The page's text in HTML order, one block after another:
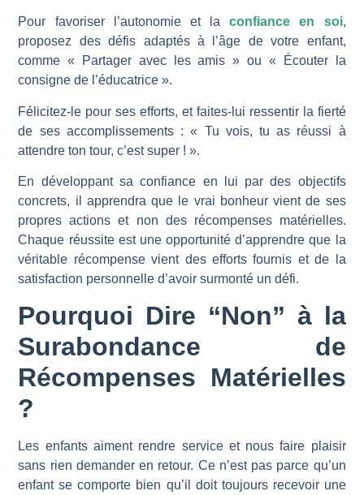
Pour favoriser l’autonomie et laconfiance en soi,
proposez des défis adaptés à l’âge de votre enfant,
comme « Partager avec les amis » ou « Écouter la
consigne de l’éducatrice ».
Félicitez-le pour ses efforts, et faites-lui ressentir la fierté
de ses accomplissements : « Tu vois, tu as réussi à
attendre ton tour, c’est super ! ».
En développant sa confiance en lui par des objectifs
concrets, il apprendra que le vrai bonheur vient de ses
propres actions et non des récompenses matérielles.
Chaque réussite est une opportunité d’apprendre que la
véritable récompense vient des efforts fournis et de la
satisfaction personnelle d’avoir surmonté un défi.
Pourquoi Dire “Non” à la
Surabondance de
Récompenses Matérielles
?
Les enfants aiment rendre service et nous faire plaisir
sans rien demander en retour. Ce n’est pas parce qu’un
enfant se comporte bien qu’il doit toujours recevoir une